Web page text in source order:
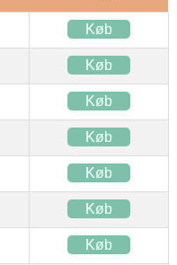
Køb
Køb
Køb
Køb
Køb
Køb
Køb